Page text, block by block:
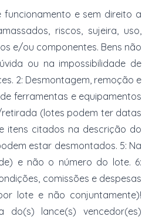
e sem direito a
riscos, sujeira, uso,
e/ou componentes. Bens não
ou na impossibilidade de
2: Desmontagem, remoção e
ferramentas e equipamentos
(lotes podem ter datas
itens citados na descrição do
estar desmontados. 5: Na
e não o número do lote. 6:
comissões e despesas
lote e não conjuntamente)!
lance(s) vencedor(es)